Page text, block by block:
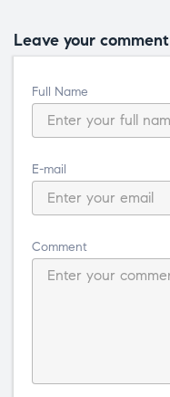
Leave your comment
Full Name
E-mail
Comment